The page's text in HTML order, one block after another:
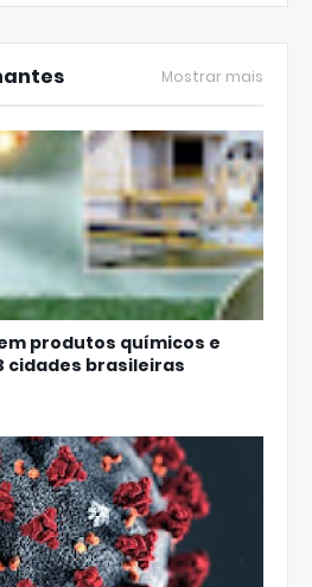
Mostrar mais
produtos químicos e
cidades brasileiras